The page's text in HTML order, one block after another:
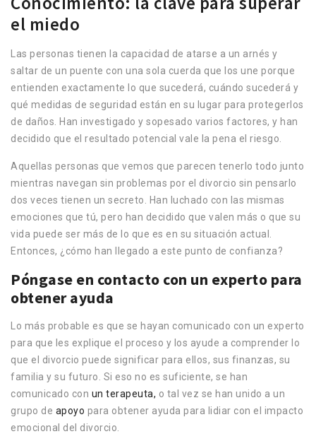
el miedo
Las personas tienen la capacidad de atarse a un arnés y
saltar de un puente con una sola cuerda que los une porque
entienden exactamente lo que sucederá, cuándo sucederá y
qué medidas de seguridad están en su lugar para protegerlos
de daños. Han investigado y sopesado varios factores, y han
decidido que el resultado potencial vale la pena el riesgo.
Aquellas personas que vemos que parecen tenerlo todo junto
mientras navegan sin problemas por el divorcio sin pensarlo
dos veces tienen un secreto. Han luchado con las mismas
emociones que tú, pero han decidido que valen más o que su
vida puede ser más de lo que es en su situación actual.
Entonces, ¿cómo han llegado a este punto de confianza?
Póngase en contacto con un experto para
obtener ayuda
Lo más probable es que se hayan comunicado con un experto
para que les explique el proceso y los ayude a comprender lo
que el divorcio puede significar para ellos, sus finanzas, su
familia y su futuro. Si eso no es suficiente, se han
comunicado con un terapeuta, o tal vez se han unido a un
grupo de apoyo para obtener ayuda para lidiar con el impacto
emocional del divorcio.